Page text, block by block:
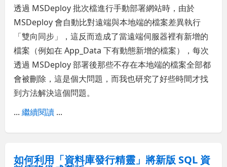
透過 MSDeploy 批次檔進行手動部署網站時，由於
MSDeploy 會自動比對遠端與本地端的檔案差異執行
「雙向同步」，這反而造成了當遠端伺服器裡有新增的
檔案（例如在 App_Data 下有動態新增的檔案），每次
透過 MSDeploy 部署後那些不存在本地端的檔案全部都
會被刪除，這是個大問題，而我也研究了好些時間才找
到方法解決這個問題。
...繼續閱讀 ...
如何利用「資料庫發行精靈」將新版 SQL 資